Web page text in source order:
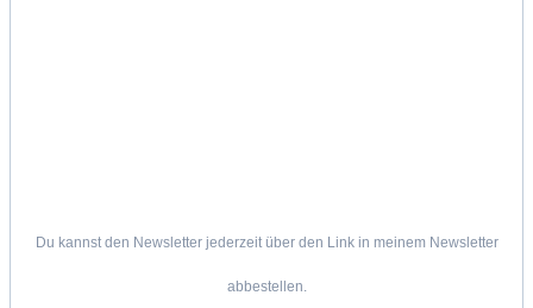
Du kannst den Newsletter jederzeit über den Link in meinem Newsletter
abbestellen.